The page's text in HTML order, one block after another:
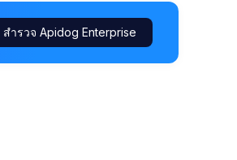
สำรวจ Apidog Enterprise